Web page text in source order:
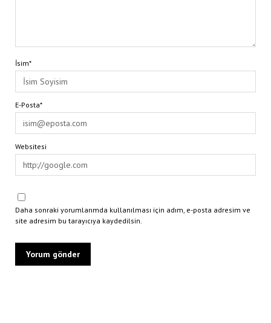
İsim*
E-Posta*
Websitesi
Daha sonraki yorumlarımda kullanılması için adım, e-posta adresim ve
site adresim bu tarayıcıya kaydedilsin.